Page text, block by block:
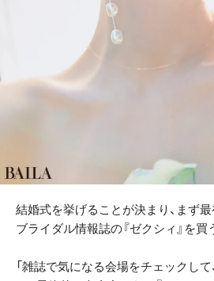
結婚式を挙げることが決まり、まず最
ブライダル情報誌の『ゼクシィ』を買
「雑誌で気になる会場をチェックし